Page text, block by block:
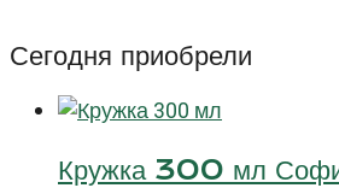
см
Бельвю
(Bellevue)
Сегодня приобрели
Кружка 300 мл